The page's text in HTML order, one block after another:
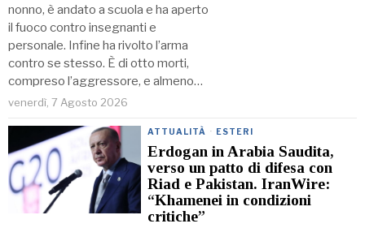
nonno, è andato a scuola e ha aperto
il fuoco contro insegnanti e
personale. Infine ha rivolto l’arma
contro se stesso. È di otto morti,
compreso l’aggressore, e almeno…
venerdì, 7 Agosto 2026
ATTUALITÀ · ESTERI
Erdogan in Arabia Saudita,
verso un patto di difesa con
Riad e Pakistan. IranWire:
“Khamenei in condizioni
critiche”